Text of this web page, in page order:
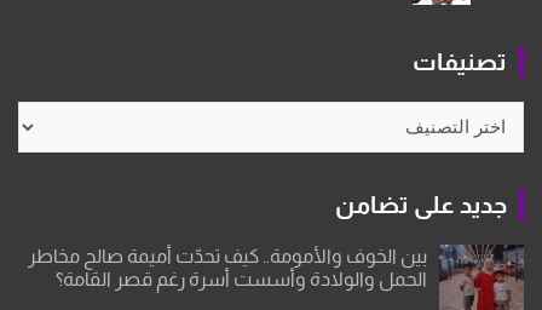
تصنيفات
جديد على تضامن
بين الخوف والأمومة.. كيف تحدّت أميمة صالح مخاطر
الحمل والولادة وأسست أسرة رغم قصر القامة؟